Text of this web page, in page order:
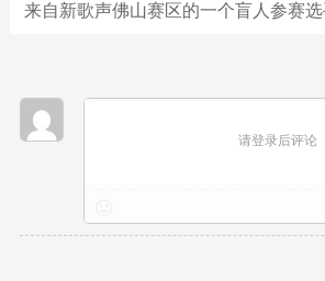
来自新歌声佛山赛区的一个盲人参赛
请登录后评论